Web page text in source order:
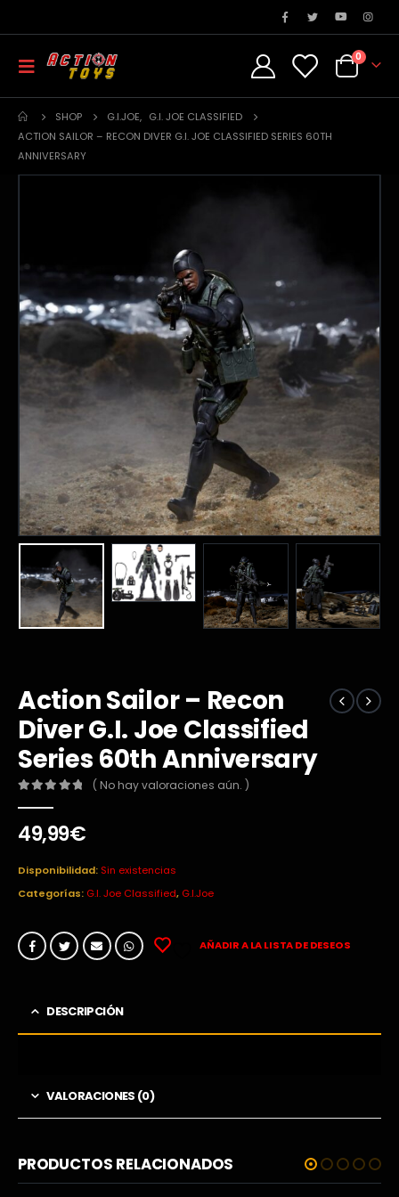
0
SHOP G.I.JOE, G.I. JOE CLASSIFIED
ACTION SAILOR – RECON DIVER G.I. JOE CLASSIFIED SERIES 60TH
ANNIVERSARY
Action Sailor – Recon
Diver G.I. Joe Classified
Series 60th Anniversary
( No hay valoraciones aún. )
49,99€
Disponibilidad: Sin existencias
Categorías: G.I. Joe Classified, G.I.Joe
AÑADIR A LA LISTA DE DESEOS
DESCRIPCIÓN
VALORACIONES (0)
PRODUCTOS RELACIONADOS